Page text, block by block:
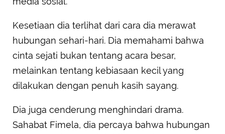
Kesetiaan dia terlihat dari cara dia merawat
hubungan sehari-hari. Dia memahami bahwa
cinta sejati bukan tentang acara besar,
melainkan tentang kebiasaan kecil yang
dilakukan dengan penuh kasih sayang.
Dia juga cenderung menghindari drama.
Sahabat Fimela, dia percaya bahwa hubungan